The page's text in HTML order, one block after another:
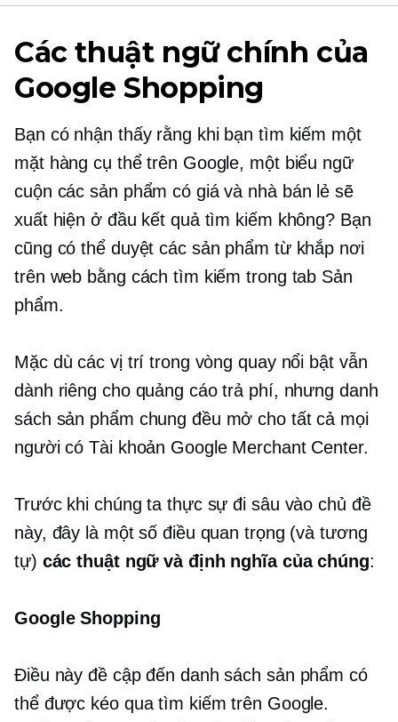
Các thuật ngữ chính của
Google Shopping
Bạn có nhận thấy rằng khi bạn tìm kiếm một
mặt hàng cụ thể trên Google, một biểu ngữ
cuộn các sản phẩm có giá và nhà bán lẻ sẽ
xuất hiện ở đầu kết quả tìm kiếm không? Bạn
cũng có thể duyệt các sản phẩm từ khắp nơi
trên web bằng cách tìm kiếm trong tab Sản
phẩm.
Mặc dù các vị trí trong vòng quay nổi bật vẫn
dành riêng cho quảng cáo trả phí, nhưng danh
sách sản phẩm chung đều mở cho tất cả mọi
người có Tài khoản Google Merchant Center.
Trước khi chúng ta thực sự đi sâu vào chủ đề
này, đây là một số điều quan trọng (và tương
tự) các thuật ngữ và định nghĩa của chúng:
Google Shopping
Điều này đề cập đến danh sách sản phẩm có
thể được kéo qua tìm kiếm trên Google.